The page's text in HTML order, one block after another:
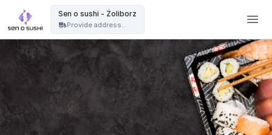
Sen o sushi - Żoliborz
Provide address...